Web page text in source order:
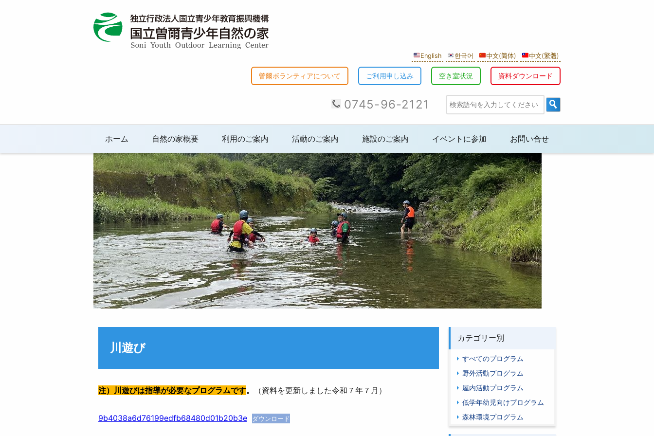
English 한국어 中文(简体) 中文(繁體)
曽爾ボランティアについて ご利用申し込み 空き室状況 資料ダウンロード
0745-96-2121
ホーム 自然の家概要 利用のご案内 活動のご案内 施設のご案内 イベントに参加 お問い合せ
川遊び
注）川遊びは指導が必要なプログラムです。 （資料を更新しました令和７年７月）
9b4038a6d76199edfb68480d01b20b3e ダウンロード
カテゴリー別
すべてのプログラム
野外活動プログラム
屋内活動プログラム
低学年幼児向けプログラム
森林環境プログラム